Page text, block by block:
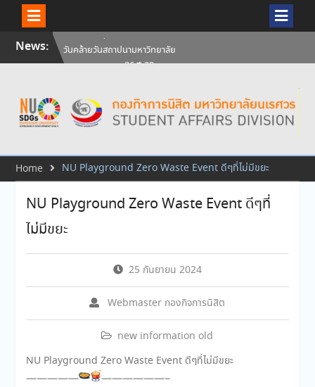
SkipNews:
วันคล้ายวันสถาปนามหาวิทยาลัย
นเรศวร ครบรอบ 36 ปี 29
สัมภาษณ์นิสิตเพื่อพิจารณาเข้ารับ
ทุนการศึกษามหาวิทยาลัยนเรศวร
ประจำปีการศึกษา 256
แก่นิสิตปัจจุบัน
Home NU Playground Zero Waste Event ดีๆที่ไม่มีขยะ
NU Playground Zero Waste Event ดีๆที่
ไม่มีขยะ
25 กันยายน 2024
Webmaster กองกิจการนิสิต
new information old
NU Playground Zero Waste Event ดีๆที่ไม่มีขยะ
—————
——————–